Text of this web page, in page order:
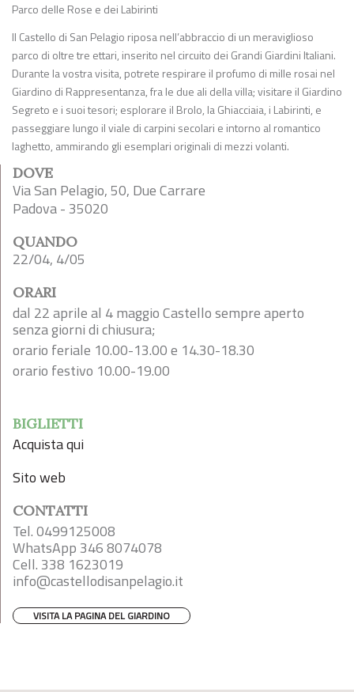
Parco delle Rose e dei Labirinti
Il Castello di San Pelagio riposa nell’abbraccio di un meraviglioso
parco di oltre tre ettari, inserito nel circuito dei Grandi Giardini Italiani.
Durante la vostra visita, potrete respirare il profumo di mille rosai nel
Giardino di Rappresentanza, fra le due ali della villa; visitare il Giardino
Segreto e i suoi tesori; esplorare il Brolo, la Ghiacciaia, i Labirinti, e
passeggiare lungo il viale di carpini secolari e intorno al romantico
laghetto, ammirando gli esemplari originali di mezzi volanti.
DOVE
Via San Pelagio, 50, Due Carrare
Padova - 35020
QUANDO
22/04, 4/05
ORARI
dal 22 aprile al 4 maggio Castello sempre aperto
senza giorni di chiusura;
orario feriale 10.00-13.00 e 14.30-18.30
orario festivo 10.00-19.00
BIGLIETTI
Acquista qui
Sito web
CONTATTI
Tel. 0499125008
WhatsApp 346 8074078
Cell. 338 1623019
info@castellodisanpelagio.it
VISITA LA PAGINA DEL GIARDINO